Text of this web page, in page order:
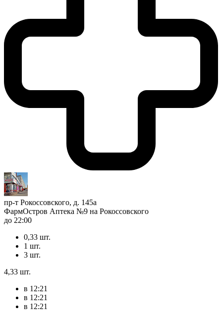
пр-т Рокоссовского, д. 145а
ФармОстров Аптека №9 на Рокоссовского
до 22:00
0,33 шт.
1 шт.
3 шт.
4,33 шт.
в 12:21
в 12:21
в 12:21